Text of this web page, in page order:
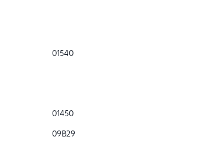
01540
01450
09B29